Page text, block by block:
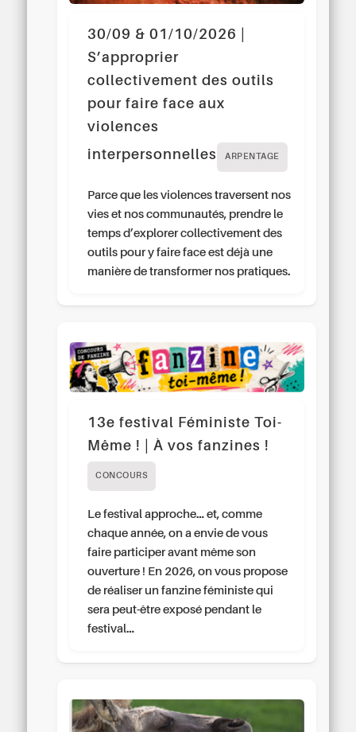
30/09 & 01/10/2026 |
S’approprier
collectivement des outils
pour faire face aux
violences
interpersonnelles
ARPENTAGE
Parce que les violences traversent nos
vies et nos communautés, prendre le
temps d’explorer collectivement des
outils pour y faire face est déjà une
manière de transformer nos pratiques.
13e festival Féministe Toi-
Même ! | À vos fanzines !
CONCOURS
Le festival approche… et, comme
chaque année, on a envie de vous
faire participer avant même son
ouverture ! En 2026, on vous propose
de réaliser un fanzine féministe qui
sera peut-être exposé pendant le
festival…